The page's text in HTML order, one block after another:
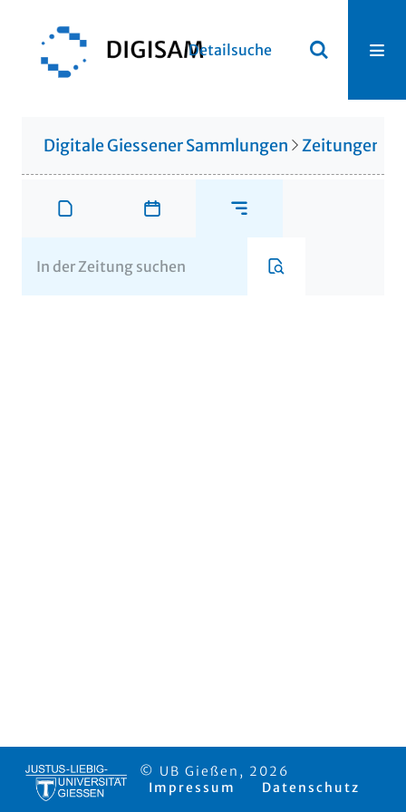
Detailsuche
Digitale Giessener Sammlungen Zeitungen
© UB Gießen, 2026
Impressum
Datenschutz